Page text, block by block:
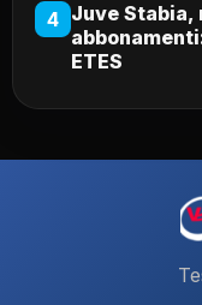
4 Juve
ETES